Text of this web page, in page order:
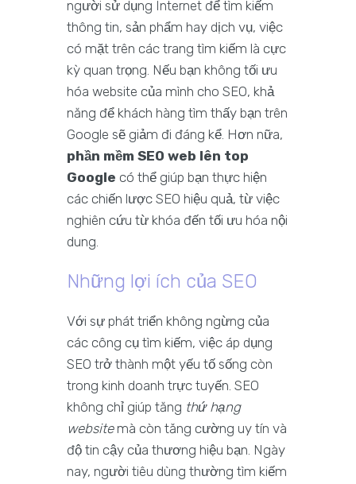
người sử dụng Internet để tìm kiếm
thông tin, sản phẩm hay dịch vụ, việc
có mặt trên các trang tìm kiếm là cực
kỳ quan trọng. Nếu bạn không tối ưu
hóa website của mình cho SEO, khả
năng để khách hàng tìm thấy bạn trên
Google sẽ giảm đi đáng kể. Hơn nữa,
phần mềm SEO web lên top
Google có thể giúp bạn thực hiện
các chiến lược SEO hiệu quả, từ việc
nghiên cứu từ khóa đến tối ưu hóa nội
dung.
Những lợi ích của SEO
Với sự phát triển không ngừng của
các công cụ tìm kiếm, việc áp dụng
SEO trở thành một yếu tố sống còn
trong kinh doanh trực tuyến. SEO
không chỉ giúp tăng thứ hạng
websitemà còn tăng cường uy tín và
độ tin cậy của thương hiệu bạn. Ngày
nay, người tiêu dùng thường tìm kiếm